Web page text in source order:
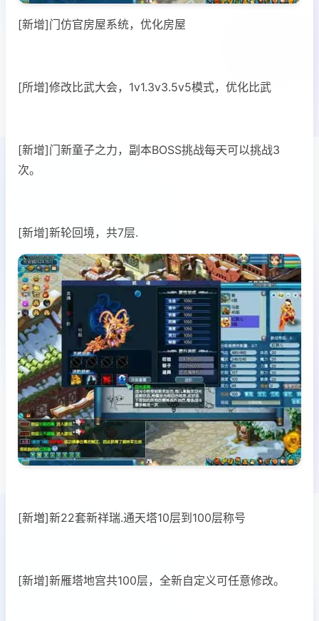
[新增]门仿官房屋系统，优化房屋
[所增]修改比武大会，1v1.3v3.5v5模式，优化比武
[新增]门新童子之力，副本BOSS挑战每天可以挑战3
次。
[新增]新轮回境，共7层.
[新増]新22套新祥瑞.通天塔10层到100层称号
[新增]新雁塔地宫共100层，全新自定义可任意修改。